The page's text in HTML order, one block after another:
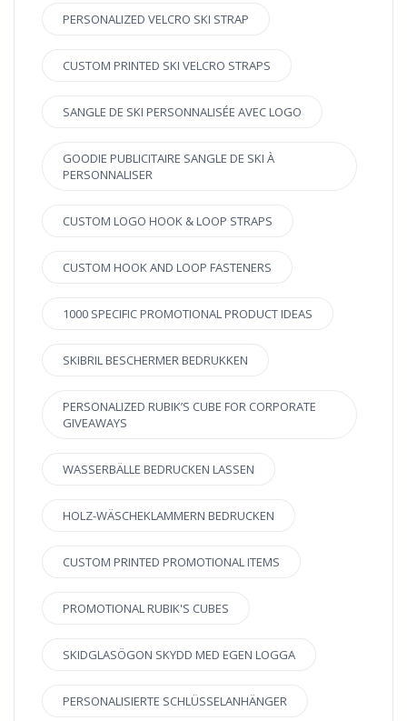
PERSONALIZED VELCRO SKI STRAP
CUSTOM PRINTED SKI VELCRO STRAPS
SANGLE DE SKI PERSONNALISÉE AVEC LOGO
GOODIE PUBLICITAIRE SANGLE DE SKI À
PERSONNALISER
CUSTOM LOGO HOOK & LOOP STRAPS
CUSTOM HOOK AND LOOP FASTENERS
1000 SPECIFIC PROMOTIONAL PRODUCT IDEAS
SKIBRIL BESCHERMER BEDRUKKEN
PERSONALIZED RUBIK’S CUBE FOR CORPORATE
GIVEAWAYS
WASSERBÄLLE BEDRUCKEN LASSEN
HOLZ-WÄSCHEKLAMMERN BEDRUCKEN
CUSTOM PRINTED PROMOTIONAL ITEMS
PROMOTIONAL RUBIK'S CUBES
SKIDGLASÖGON SKYDD MED EGEN LOGGA
PERSONALISIERTE SCHLÜSSELANHÄNGER